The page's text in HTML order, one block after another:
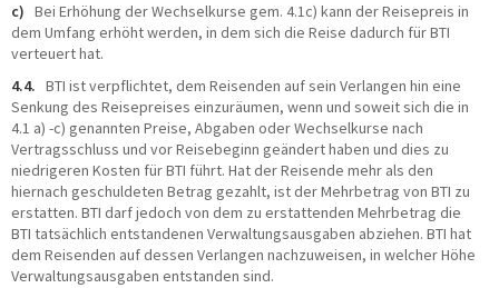
c) Bei Erhöhung der Wechselkurse gem. 4.1c) kann der Reisepreis in
dem Umfang erhöht werden, in dem sich die Reise dadurch für BTI
verteuert hat.
4.4. BTI ist verpflichtet, dem Reisenden auf sein Verlangen hin eine
Senkung des Reisepreises einzuräumen, wenn und soweit sich die in
4.1 a) -c) genannten Preise, Abgaben oder Wechselkurse nach
Vertragsschluss und vor Reisebeginn geändert haben und dies zu
niedrigeren Kosten für BTI führt. Hat der Reisende mehr als den
hiernach geschuldeten Betrag gezahlt, ist der Mehrbetrag von BTI zu
erstatten. BTI darf jedoch von dem zu erstattenden Mehrbetrag die
BTI tatsächlich entstandenen Verwaltungsausgaben abziehen. BTI hat
dem Reisenden auf dessen Verlangen nachzuweisen, in welcher Höhe
Verwaltungsausgaben entstanden sind.